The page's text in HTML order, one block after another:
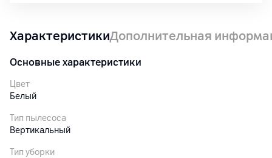
ХарактеристикиДополнительная
Основные характеристики
Цвет
Белый
Тип пылесоса
Вертикальный
Тип уборки